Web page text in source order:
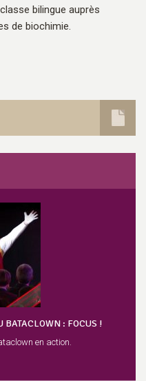
bilingue auprès
de biochimie.
BATACLOWN : FOCUS !
en action.